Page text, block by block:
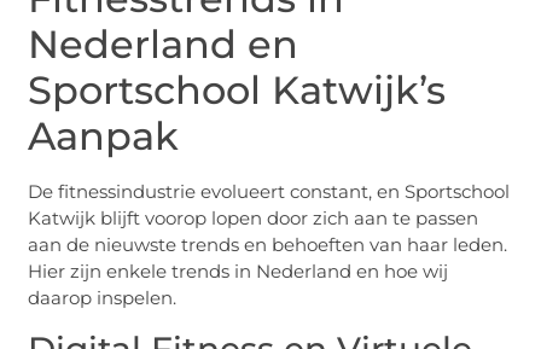
Nederland en
Sportschool Katwijk’s
Aanpak
De fitnessindustrie evolueert constant, en Sportschool
Katwijk blijft voorop lopen door zich aan te passen
aan de nieuwste trends en behoeften van haar leden.
Hier zijn enkele trends in Nederland en hoe wij
daarop inspelen.